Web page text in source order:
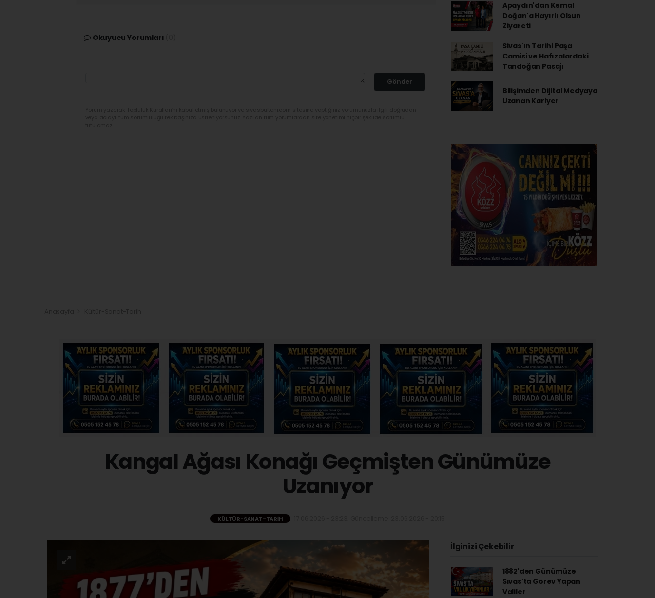
Okuyucu Yorumları
Gönder
Apaydın'dan Kemal
Doğan'a Hayırlı Olsun
Ziyareti
Sivas'ın Tarihi Paşa
Camisi ve Hafızalardaki
Tandoğan Pasajı
Bilişimden Dijital Medyaya
Uzanan Kariyer
Kangal Ağası Konağı Geçmişten Günümüze
Uzanıyor
KÜLTÜR-SANAT-TARIH
İlginizi Çekebilir
1882'den Günümüze
Sivas'ta Görev Yapan
Valiler